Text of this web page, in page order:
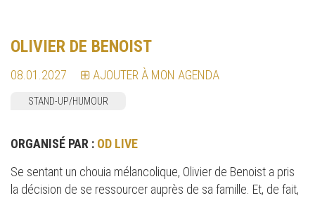
OLIVIER DE BENOIST
08.01.2027 AJOUTER À MON AGENDA
STAND-UP/HUMOUR
ORGANISÉ PAR : OD LIVE
Se sentant un chouia mélancolique, Olivier de Benoist a pris
la décision de se ressourcer auprès de sa famille. Et, de fait,